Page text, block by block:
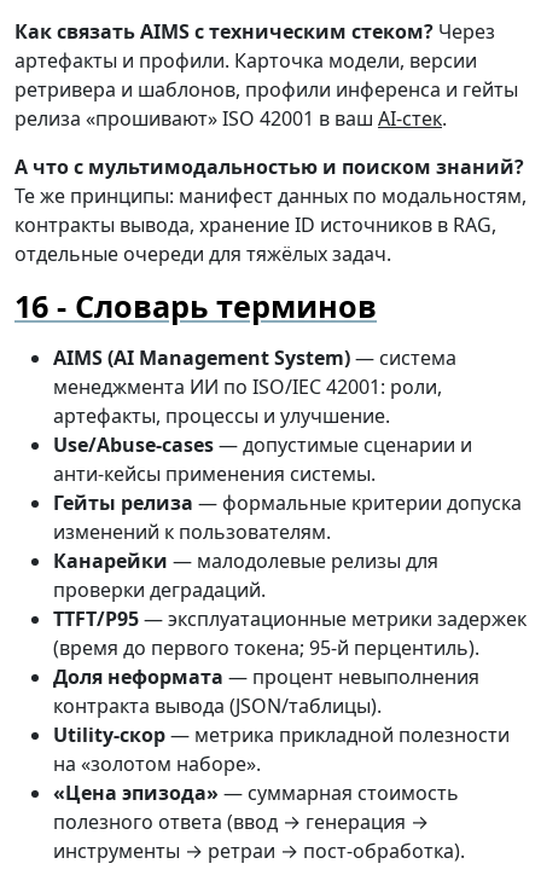
Как связать AIMS с техническим стеком? Через
артефакты и профили. Карточка модели, версии
ретривера и шаблонов, профили инференса и гейты
релиза «прошивают» ISO 42001 в ваш AI-стек.
А что с мультимодальностью и поиском знаний?
Те же принципы: манифест данных по модальностям,
контракты вывода, хранение ID источников в RAG,
отдельные очереди для тяжёлых задач.
Словарь терминов
AIMS (AI Management System)— система
менеджмента ИИ по ISO/IEC 42001: роли,
артефакты, процессы и улучшение.
Use/Abuse-cases— допустимые сценарии и
анти-кейсы применения системы.
Гейты релиза — формальные критерии допуска
изменений к пользователям.
Канарейки — малодолевые релизы для
проверки деградаций.
TTFT/P95— эксплуатационные метрики задержек
(время до первого токена; 95-й перцентиль).
Доля неформата — процент невыполнения
контракта вывода (JSON/таблицы).
Utility-скор— метрика прикладной полезности
на «золотом наборе».
«Цена эпизода» — суммарная стоимость
полезного ответа (ввод → генерация →
инструменты → ретраи → пост-обработка).